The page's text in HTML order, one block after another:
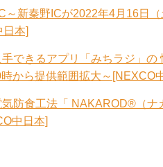
～新秦野ICが2022年4月16日
本]
手できるアプリ「みちラジ」
から提供範囲拡大～[NEXCO
防食工法「 NAKAROD®（
中日本]